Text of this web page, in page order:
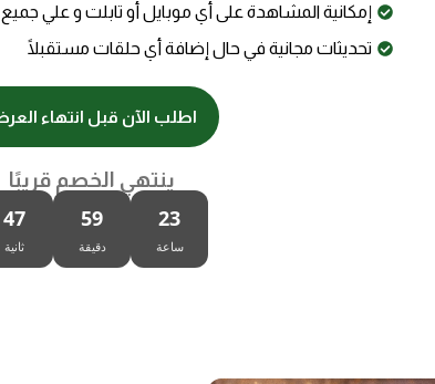
إمكانية المشاهدة على أي موبايل أو تابلت و علي جميع
تحديثات مجانية في حال إضافة أي حلقات مستقبلًا
اطلب الآن قبل انتهاء
ينتهي الخصم قريبًا
23
ساعة
59
دقيقة
46
ثانية